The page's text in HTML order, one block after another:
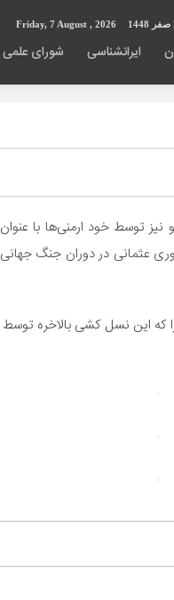
ایرانشناسی شورای علمی
که این نسل کشی بالاخره